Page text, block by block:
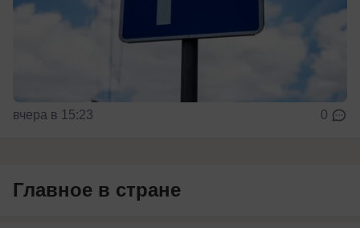
вчера в 15:23 0
Главное в стране